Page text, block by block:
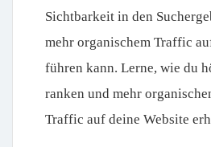
Sichtbarkeit in den
mehr organischem Traffic
führen kann. Lerne, wie du
ranken und mehr
Traffic auf deine Website